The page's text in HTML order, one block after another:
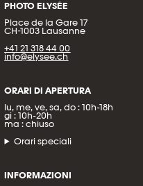
PHOTO ELYSÉE
Place de la Gare 17
CH-1003 Lausanne
+41 21 318 44 00
info@elysee.ch
ORARI DI APERTURA
lu, me, ve, sa, do : 10h-18h
gi : 10h-20h
ma : chiuso
Orari speciali
INFORMAZIONI